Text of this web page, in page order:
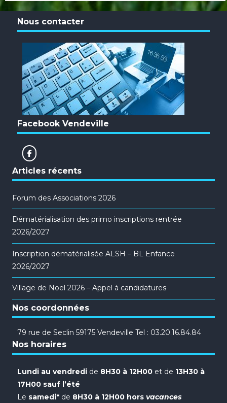
Nous contacter
Facebook Vendeville
Articles récents
Forum des Associations 2026
Dématérialisation des primo inscriptions rentrée
2026/2027
Inscription dématérialisée ALSH – BL Enfance
2026/2027
Village de Noël 2026 – Appel à candidatures
Nos coordonnées
79 rue de Seclin 59175 Vendeville Tel : 03.20.16.84.84
Nos horaires
Lundi au vendredi de 8H30 à 12H00 et de 13H30 à
17H00 sauf l’été
Le samedi* de 8H30 à 12H00 hors vacances